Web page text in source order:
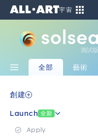
宇宙
測試版
全部 藝術
創建
Launch 全新
Apply